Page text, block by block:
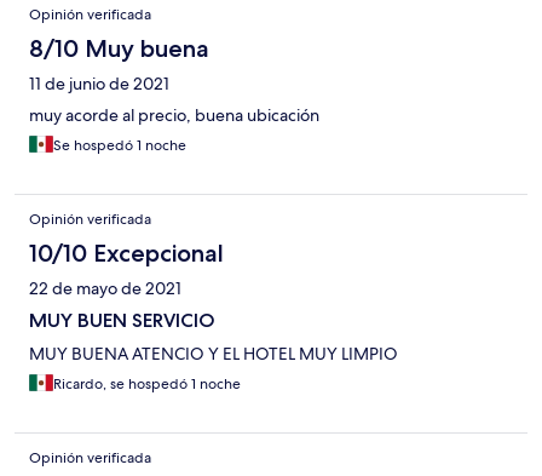
Opinión verificada
8/10 Muy buena
11 de junio de 2021
muy acorde al precio, buena ubicación
Se hospedó 1 noche
Opinión verificada
10/10 Excepcional
22 de mayo de 2021
MUY BUEN SERVICIO
MUY BUENA ATENCIO Y EL HOTEL MUY LIMPIO
Ricardo, se hospedó 1 noche
Opinión verificada